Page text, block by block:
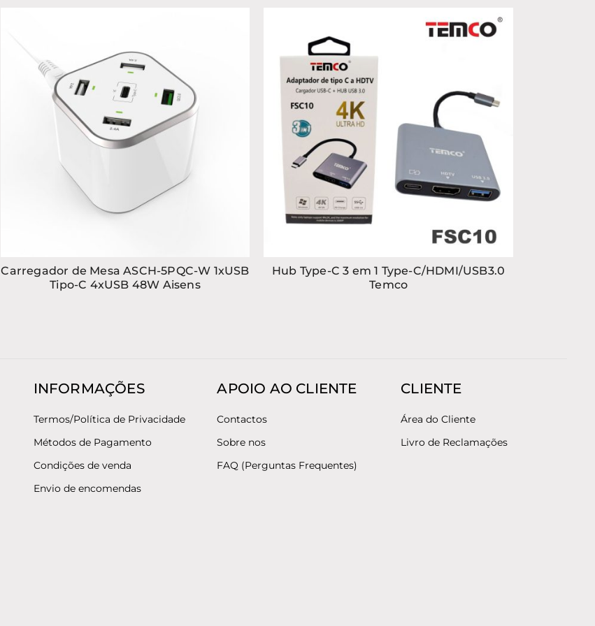
Carregador de Mesa ASCH-5PQC-W 1xUSB
Tipo-C 4xUSB 48W Aisens
Hub Type-C 3 em 1 Type-C/HDMI/USB3.0
Temco
INFORMAÇÕES
Termos/Política de Privacidade
Métodos de Pagamento
Condições de venda
Envio de encomendas
APOIO AO CLIENTE
Contactos
Sobre nos
FAQ (Perguntas Frequentes)
CLIENTE
Área do Cliente
Livro de Reclamações